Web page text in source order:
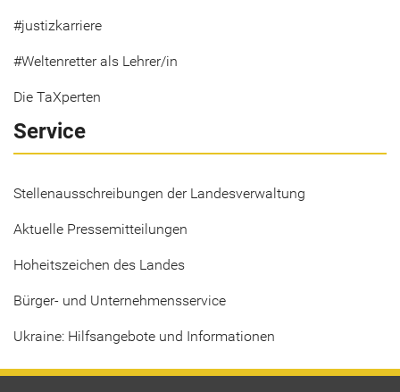
#justizkarriere
#Weltenretter als Lehrer/in
Die TaXperten
Service
Stellenausschreibungen der Landesverwaltung
Aktuelle Pressemitteilungen
Hoheitszeichen des Landes
Bürger- und Unternehmensservice
Ukraine: Hilfsangebote und Informationen